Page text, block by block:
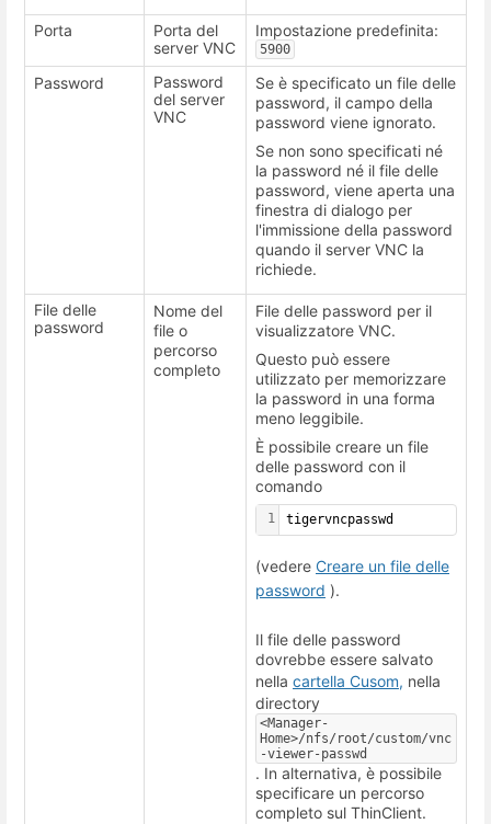
Porta
Porta del
server VNC
Impostazione predefinita:
5900
Password
Password
del server
VNC
Se è specificato un file delle
password, il campo della
password viene ignorato.
Se non sono specificati né
la password né il file delle
password, viene aperta una
finestra di dialogo per
l'immissione della password
quando il server VNC la
richiede.
File delle
password
Nome del
file o
percorso
completo
File delle password per il
visualizzatore VNC.
Questo può essere
utilizzato per memorizzare
la password in una forma
meno leggibile.
È possibile creare un file
delle password con il
comando
1 tigervncpasswd
(vedere Creare un file delle
password ).
Il file delle password
dovrebbe essere salvato
nella cartella Cusom, nella
directory
<Manager-
Home>/nfs/root/custom/vnc
-viewer-passwd
. In alternativa, è possibile
specificare un percorso
completo sul ThinClient.